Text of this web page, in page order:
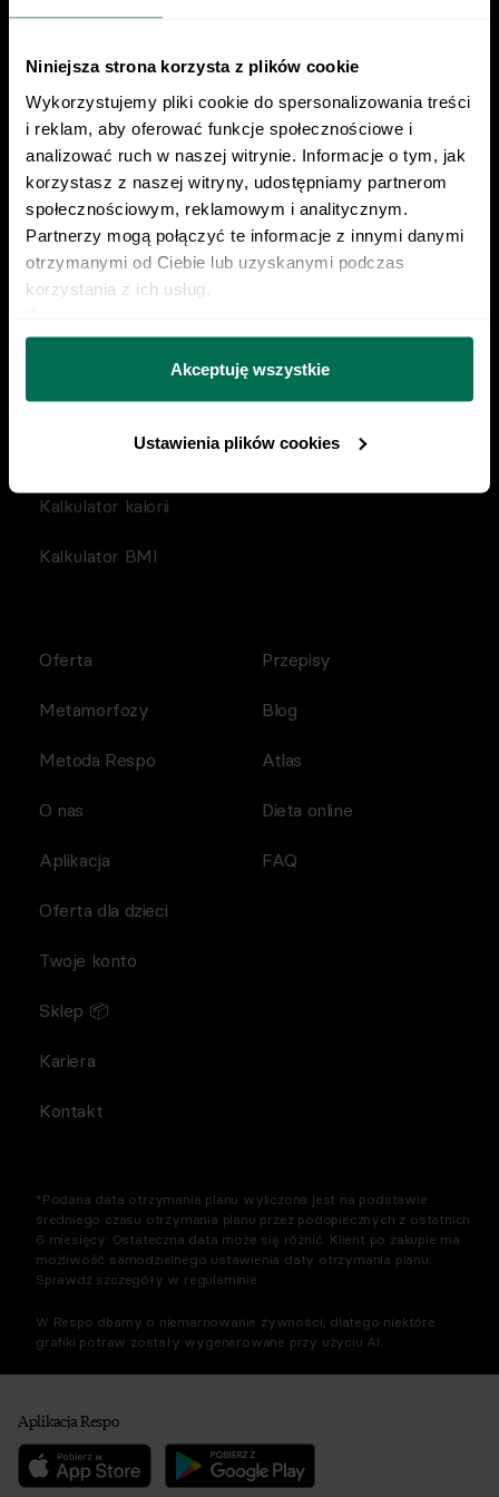
Niniejsza strona korzysta z plików cookie
Wykorzystujemy pliki cookie do spersonalizowania treści
i reklam, aby oferować funkcje społecznościowe i
analizować ruch w naszej witrynie. Informacje o tym, jak
korzystasz z naszej witryny, udostępniamy partnerom
społecznościowym, reklamowym i analitycznym.
Partnerzy mogą połączyć te informacje z innymi danymi
otrzymanymi od Ciebie lub uzyskanymi podczas
korzystania z ich usług.
można się z nami skontaktować i w jaki sposób
przetwarzamy dane osobowe w ramach
prywatności.
Akceptuję wszystkie
Ustawienia plików cookies
ustawy Prawo komunikacji elektronicznej z dnia 12 lipca
marketingu bezpośredniego drogą elektroniczną za
pośrednictwem wiadomości e‑mail, przez
Współadministratorów (Respo Wrzosek Witkowski SK,
Respo Wydawnictwo S.C. oraz RespoMed sp.z o.o, TEKA
TRADE sp. z o.o.)
Znajdź nas w social mediach
22 230 21 37
kontakt@centrumrespo.pl
Przykładowa dieta
Przykładowy trening
Kalkulator kalorii
Kalkulator BMI
Oferta
Metamorfozy
Metoda Respo
O nas
Aplikacja
Przepisy
Blog
Atlas
Dieta online
FAQ
Oferta dla dzieci
Twoje konto
Sklep 📦
Kariera
Kontakt
*Podana data otrzymania planu wyliczona jest na podstawie
średniego czasu otrzymania planu przez podopiecznych z ostatnich
6 miesięcy. Ostateczna data może się różnić. Klient po zakupie ma
możliwość samodzielnego ustawienia daty otrzymania planu.
Sprawdź szczegóły w regulaminie.
W Respo dbamy o niemarnowanie żywności, dlatego niektóre
grafiki potraw zostały wygenerowane przy użyciu AI.
Aplikacja Respo